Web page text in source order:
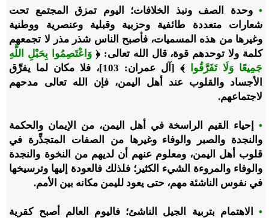
• وحدة الصف ونبذ الخلافات؛ اليوم تمزق المجتمع تحت
شعارات متعددة طائفية وحزبية وقبلية وعنصرية ووطنية
وغيرها من هذه المسميات، فأصبح الناس شذر مذر لا تجمعهم
كلمة ولا توحدهم قوة، قال الله تعالى: ﴿ وَاعْتَصِمُوا بِحَبْلِ اللَّهِ
جَمِيعًا وَلَا تَفَرَّقُوا
﴾ [آل عمران: 103]، فلا مكان لما يفرِّق
الأجساد والقلوب عند أهل اليمن، فإن الله تعالى مدحهم
لاجتماعهم.
• إحياء القيم الراسخة في أهل اليمن، من الإيمان والحكمة
والنجدة والصبر والوفاء وغيرها من الصفات المتجذِّرة في
قلوب أهل اليمن، ومعلوم عنهم أن لديهم من النخوة والنجدة
والوفاء والمروءة الشيء الكثير؛ فلذلك فالعودة إليها وترسيخها
في نفوس الناشئة مهم، حتى يعود لليمن مكانه بين الأمم.
• الاهتمام بتربية الجيل الناشئ؛ فاليوم العالم أصبح كقرية